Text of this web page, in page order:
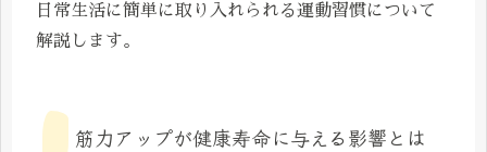
日常生活に簡単に取り入れられる運動習慣について
解説します。
筋力アップが健康寿命に与える影響とは